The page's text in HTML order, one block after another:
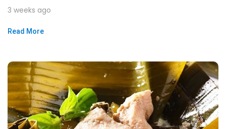
3 weeks ago
Read More